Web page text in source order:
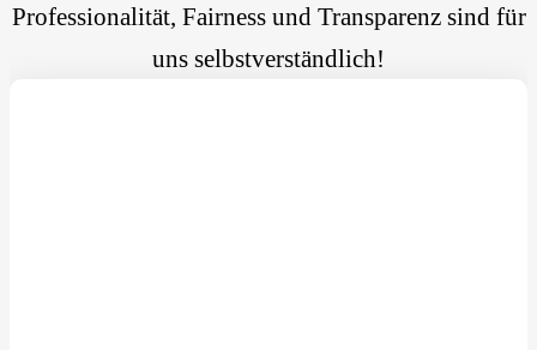
Professionalität, Fairness und Transparenz sind für
uns selbstverständlich!